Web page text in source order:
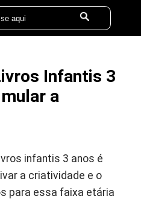
Infantis 3
a
infantis 3 anos é
a criatividade e o
para essa faixa etária